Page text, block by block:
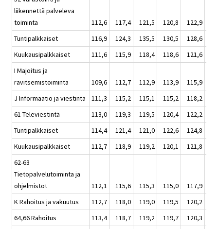
liikennettä palveleva
toiminta
112,6 117,4 121,5 120,8 122,9
Tuntipalkkaiset
116,9 124,3 135,5 130,5 128,6
Kuukausipalkkaiset
111,6 115,9 118,4 118,6 121,6
I Majoitus ja
ravitsemistoiminta
109,6 112,7 112,9 113,9 115,9
J Informaatio ja viestintä
111,3 115,2 115,1 115,2 118,2
61 Televiestintä
113,0 119,3 119,5 120,4 122,2
Tuntipalkkaiset
114,4 121,4 121,0 122,6 124,8
Kuukausipalkkaiset
112,7 118,9 119,2 120,1 121,8
62-63
Tietopalvelutoiminta ja
ohjelmistot
112,1 115,6 115,3 115,0 117,9
K Rahoitus ja vakuutus
112,7 118,0 119,0 119,5 120,2
64,66 Rahoitus
113,4 118,7 119,2 119,7 120,3